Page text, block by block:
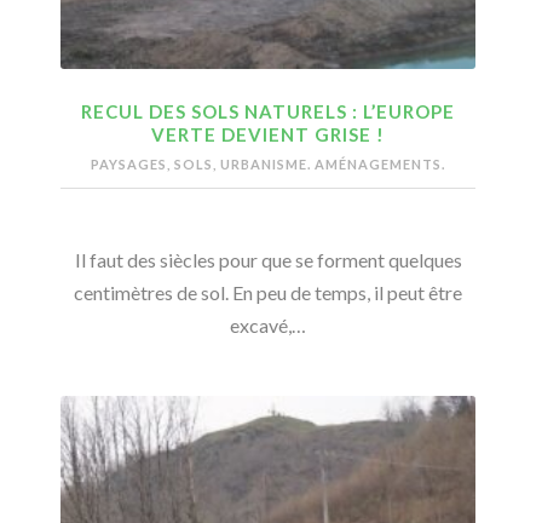
RECUL DES SOLS NATURELS : L’EUROPE
VERTE DEVIENT GRISE !
PAYSAGES, SOLS, URBANISME. AMÉNAGEMENTS.
Il faut des siècles pour que se forment quelques
centimètres de sol. En peu de temps, il peut être
excavé,…